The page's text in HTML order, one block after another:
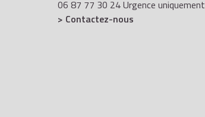
06 87 77 30 24 Urgence uniquement
> Contactez-nous